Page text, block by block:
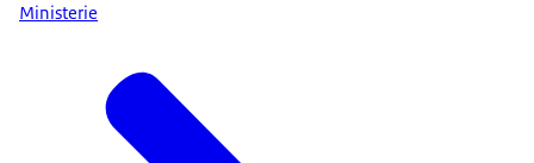
Ministerie